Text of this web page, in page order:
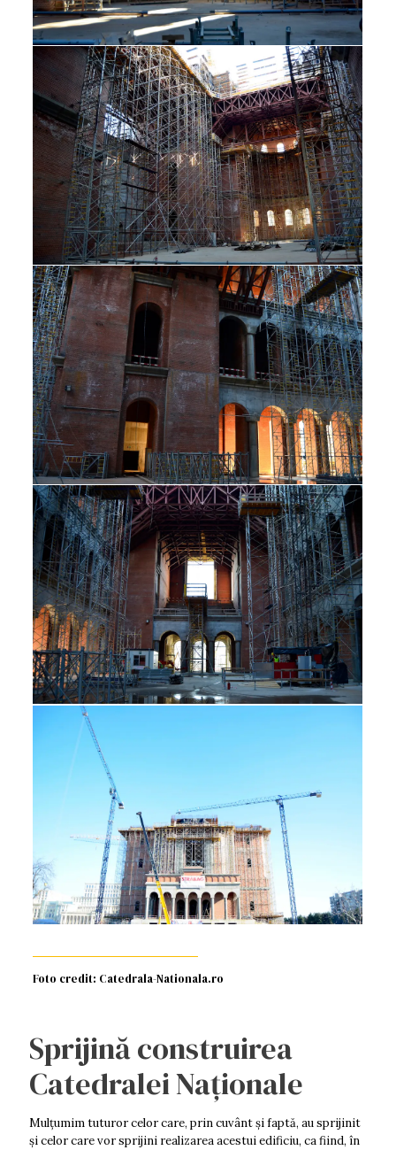
Foto credit: Catedrala-Nationala.ro
Sprijină construirea
Catedralei Naționale
Mulţumim tuturor celor care, prin cuvânt şi faptă, au sprijinit
şi celor care vor sprijini realizarea acestui edificiu, ca fiind, în